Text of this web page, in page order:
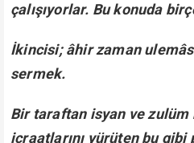
çalışıyorlar. Bu konuda
İkincisi; âhir zaman
sermek.
Bir taraftan isyan ve zulüm
icraatlarını yürüten bu gibi